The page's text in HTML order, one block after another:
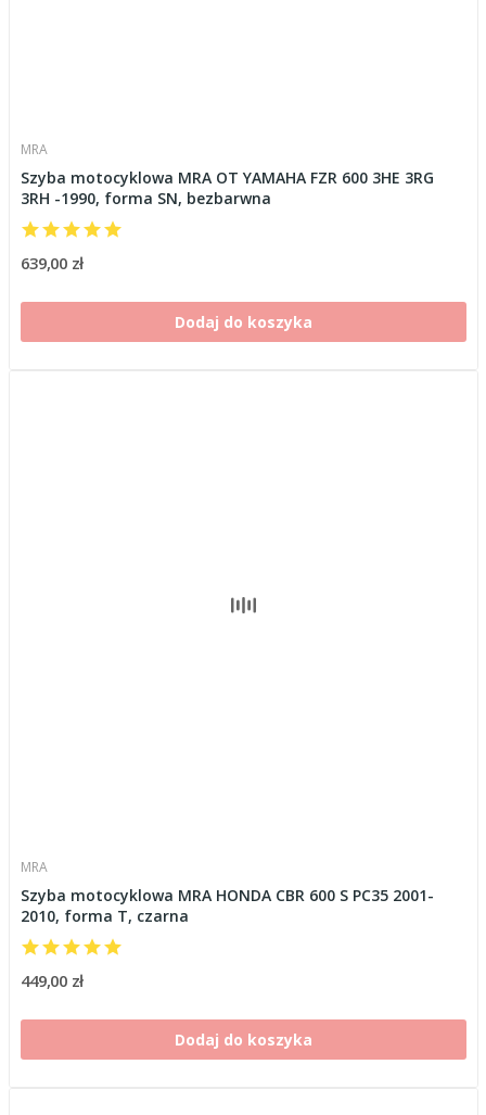
MRA
Szyba motocyklowa MRA OT YAMAHA FZR 600 3HE 3RG
3RH -1990, forma SN, bezbarwna
639,00 zł
Dodaj do koszyka
MRA
Szyba motocyklowa MRA HONDA CBR 600 S PC35 2001-
2010, forma T, czarna
449,00 zł
Dodaj do koszyka